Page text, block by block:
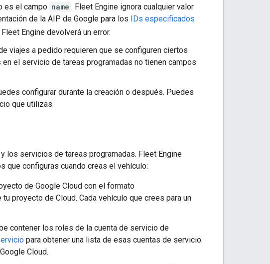
es el campo name . Fleet Engine ignora cualquier valor
de la AIP de Google para los IDs especificados
Engine devolverá un error.
viajes a pedido requieren que se configuren ciertos
el servicio de tareas programadas no tienen campos
configurar durante la creación o después. Puedes
que utilizas.
los servicios de tareas programadas. Fleet Engine
que configuras cuando creas el vehículo:
de Google Cloud con el formato
proyecto de Cloud. Cada vehículo que crees para un
contener los roles de la cuenta de servicio de
para obtener una lista de esas cuentas de servicio.
Cloud.